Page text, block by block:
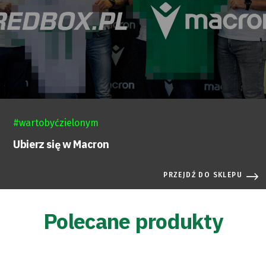
#wartobyćzielonym
Ubierz się w Macron
PRZEJDŹ DO SKLEPU
Polecane produkty